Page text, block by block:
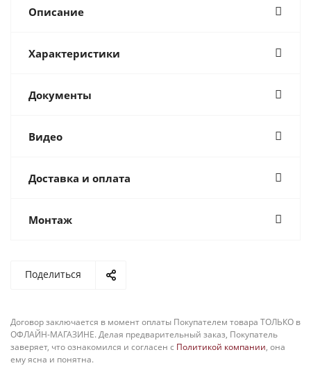
Описание
Характеристики
Документы
Видео
Доставка и оплата
Монтаж
Поделиться
Договор заключается в момент оплаты Покупателем товара ТОЛЬКО в
ОФЛАЙН-МАГАЗИНЕ. Делая предварительный заказ, Покупатель
заверяет, что ознакомился и согласен с Политикой компании, она
ему ясна и понятна.